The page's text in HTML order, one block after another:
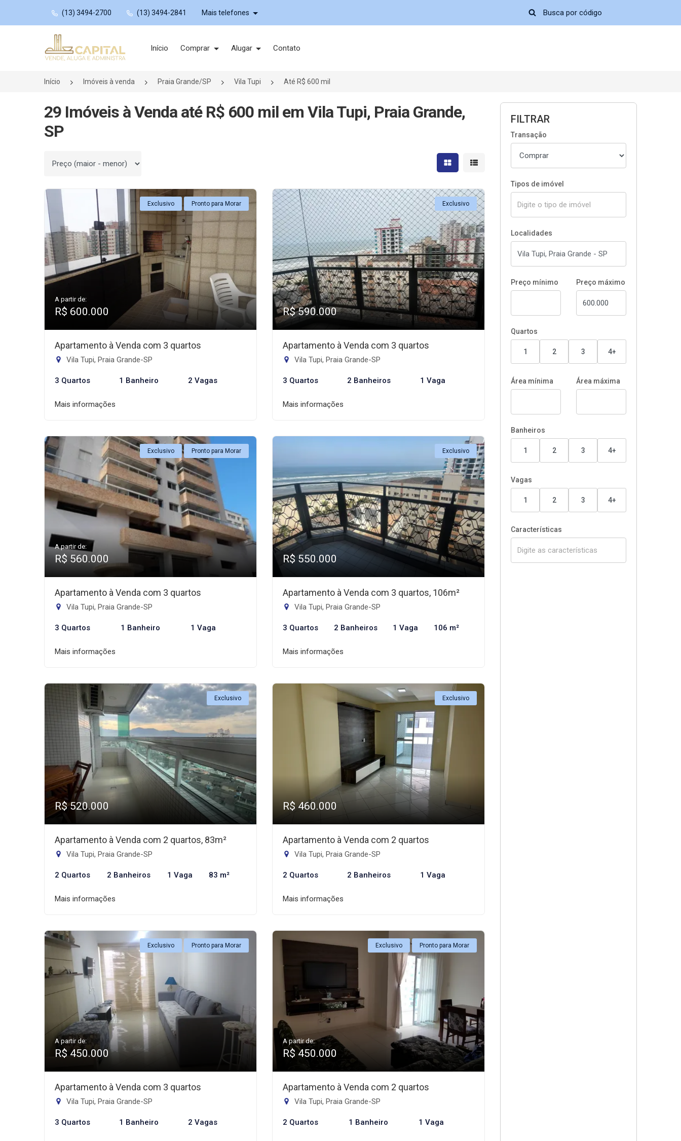
(13) 3494-2700 (13) 3494-2841 Mais telefones
Página inicial
Início Comprar Alugar Contato
Início Imóveis à venda Praia Grande/SP Vila Tupi Até R$ 600 mil
29 Imóveis à Venda até R$ 600 mil em Vila Tupi, Praia Grande,
SP
Ordenar por Mostrar resultados em grade
Mostrar resultados em lista
Exclusivo Pronto para Morar
A partir de:
R$ 600.000
Apartamento à Venda com 3 quartos
Vila Tupi, Praia Grande-SP
3 Quartos 1 Banheiro 2 Vagas
Mais informações
Exclusivo
R$ 590.000
Apartamento à Venda com 3 quartos
Vila Tupi, Praia Grande-SP
3 Quartos 2 Banheiros 1 Vaga
Mais informações
Exclusivo Pronto para Morar
A partir de:
R$ 560.000
Apartamento à Venda com 3 quartos
Vila Tupi, Praia Grande-SP
3 Quartos 1 Banheiro 1 Vaga
Mais informações
Exclusivo
R$ 550.000
Apartamento à Venda com 3 quartos, 106m²
Vila Tupi, Praia Grande-SP
3 Quartos 2 Banheiros 1 Vaga 106 m²
Mais informações
Exclusivo
R$ 520.000
Apartamento à Venda com 2 quartos, 83m²
Vila Tupi, Praia Grande-SP
2 Quartos 2 Banheiros 1 Vaga 83 m²
Mais informações
Exclusivo
R$ 460.000
Apartamento à Venda com 2 quartos
Vila Tupi, Praia Grande-SP
2 Quartos 2 Banheiros 1 Vaga
Mais informações
Exclusivo Pronto para Morar
A partir de:
R$ 450.000
Apartamento à Venda com 3 quartos
Vila Tupi, Praia Grande-SP
3 Quartos 1 Banheiro 2 Vagas
Exclusivo Pronto para Morar
A partir de:
R$ 450.000
Apartamento à Venda com 2 quartos
Vila Tupi, Praia Grande-SP
2 Quartos 1 Banheiro 1 Vaga
FILTRAR
Transação
Tipos de imóvel
Localidades
Preço mínimo Preço máximo
Quartos
1 2 3 4+
Área mínima Área máxima
Banheiros
1 2 3 4+
Vagas
1 2 3 4+
Características